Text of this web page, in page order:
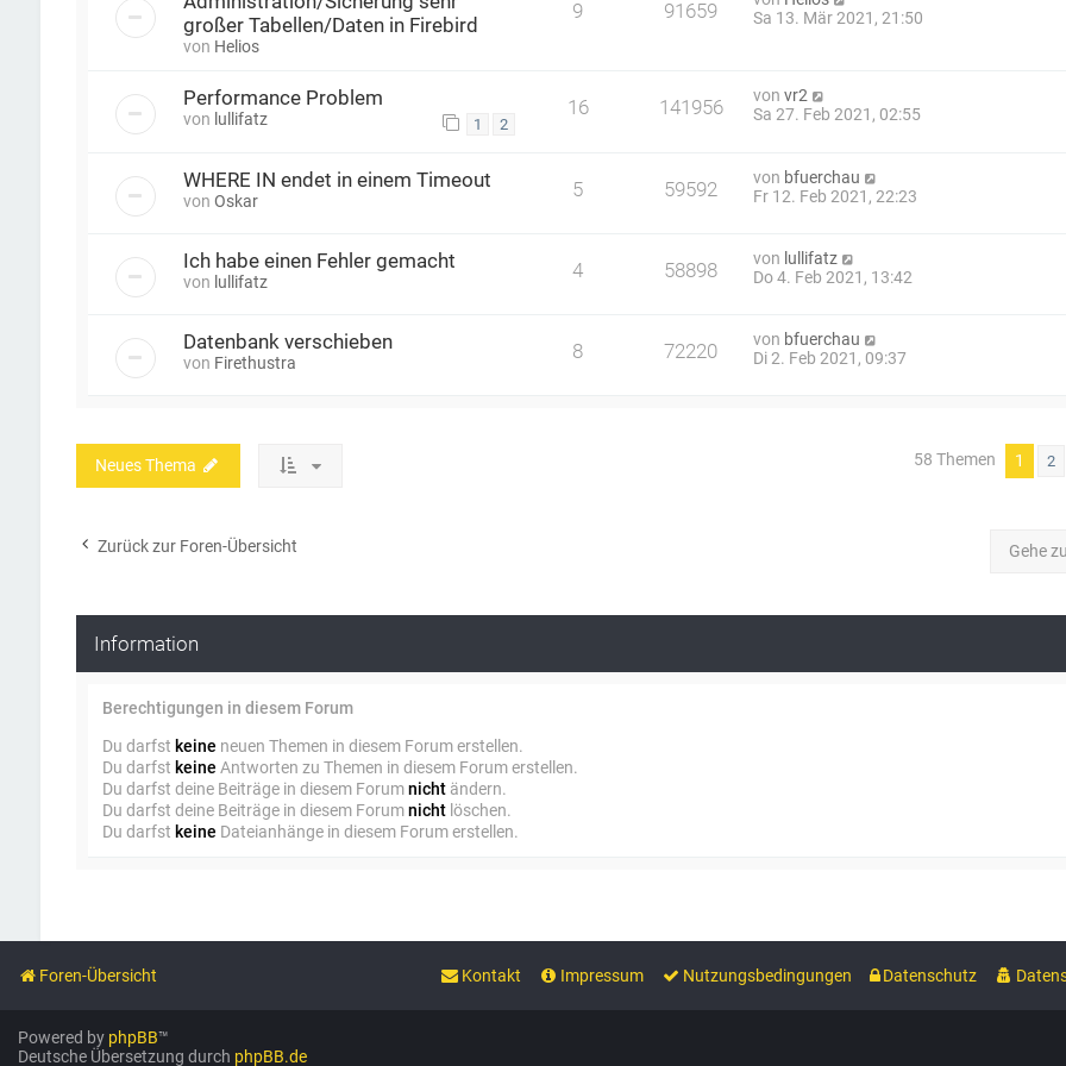
großer Tabellen/Daten in Firebird
von Helios
9 91659
Sa 13. Mär 2021, 21:50
Performance Problem
von lullifatz 1 2
16 141956 vonvr2
Sa 27. Feb 2021, 02:55
WHERE IN endet in einem Timeout
von Oskar 5 59592 von bfuerchau
Fr 12. Feb 2021, 22:23
Ich habe einen Fehler gemacht
von lullifatz 4 58898 von lullifatz
Do 4. Feb 2021, 13:42
Datenbank verschieben
von Firethustra 8 72220 von bfuerchau
Di 2. Feb 2021, 09:37
Neues Thema 58 Themen 1 2
Zurück zur Foren-Übersicht Gehe zu
Information
Berechtigungen in diesem Forum
Du darfst keine neuen Themen in diesem Forum erstellen.
Du darfst keine Antworten zu Themen in diesem Forum erstellen.
Du darfst deine Beiträge in diesem Forumnichtändern.
Du darfst deine Beiträge in diesem Forumnichtlöschen.
Du darfst keine Dateianhänge in diesem Forum erstellen.
Foren-Übersicht Datenschutz
Nutzungsbedingungen
Impressum
Kontakt
Powered by phpBB™
Deutsche Übersetzung durch phpBB.de